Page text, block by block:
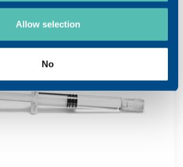
Allow selection
No